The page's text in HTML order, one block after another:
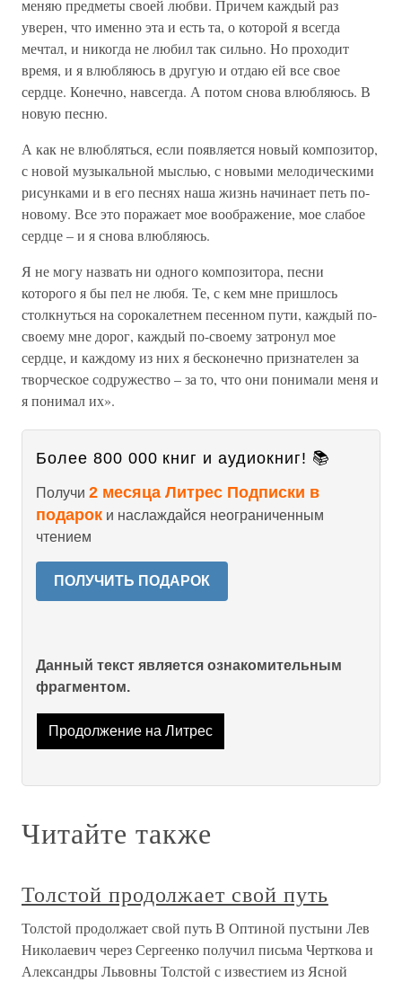
меняю предметы своей любви. Причем каждый раз
уверен, что именно эта и есть та, о которой я всегда
мечтал, и никогда не любил так сильно. Но проходит
время, и я влюбляюсь в другую и отдаю ей все свое
сердце. Конечно, навсегда. А потом снова влюбляюсь. В
новую песню.
А как не влюбляться, если появляется новый композитор,
с новой музыкальной мыслью, с новыми мелодическими
рисунками и в его песнях наша жизнь начинает петь по-
новому. Все это поражает мое воображение, мое слабое
сердце – и я снова влюбляюсь.
Я не могу назвать ни одного композитора, песни
которого я бы пел не любя. Те, с кем мне пришлось
столкнуться на сорокалетнем песенном пути, каждый по-
своему мне дорог, каждый по-своему затронул мое
сердце, и каждому из них я бесконечно признателен за
творческое содружество – за то, что они понимали меня и
я понимал их».
Более 800 000 книг и аудиокниг! 📚
Получи 2 месяца Литрес Подписки в
подарок и наслаждайся неограниченным
чтением
ПОЛУЧИТЬ ПОДАРОК
Данный текст является ознакомительным
фрагментом.
Продолжение на Литрес
Читайте также
Толстой продолжает свой путь
Толстой продолжает свой путь В Оптиной пустыни Лев
Николаевич через Сергеенко получил письма Черткова и
Александры Львовны Толстой с известием из Ясной